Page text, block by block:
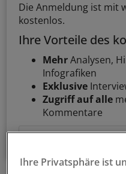
Die Anmeldung ist mit
kostenlos.
Ihre Vorteile des
MehrAnalysen,
Infografiken
Exklusive
Zugriff auf alle
Kommentare
Ihre Privatsphäre ist